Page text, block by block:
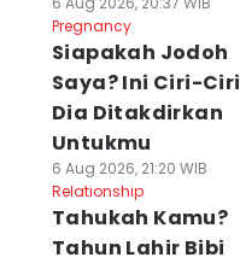
Pregnancy
Siapakah Jodoh
Saya? Ini Ciri-Ciri
Dia Ditakdirkan
Untukmu
6 Aug 2026, 21:20 WIB
Relationship
Tahukah Kamu?
Tahun Lahir Bibi